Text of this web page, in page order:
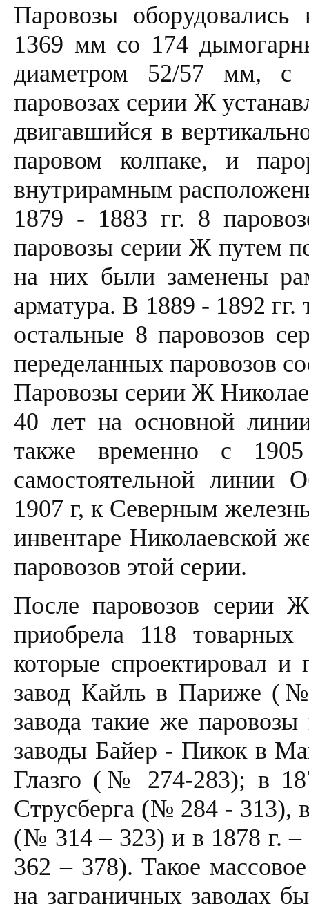
Паровозы
1369 мм со 174
диаметром 52/57 мм, с
паровозах серии Ж
двигавшийся в
паровом колпаке, и
внутрирамным
1879 - 1883 гг. 8
паровозы серии Ж путем
на них были заменены
арматура. В 1889 - 1892 гг.
остальные 8 паровозов
переделанных паровозов
Паровозы серии Ж
40 лет на основной
также временно с
самостоятельной линии
1907 г, к Северным
инвентаре Николаевской
паровозов этой серии.
После паровозов серии
приобрела 118
которые спроектировал и
завод Кайль в Париже
завода такие же
заводы Байер - Пикок в
Глазго (№ 274-283); в
Струсберга (№ 284 - 313),
(№ 314 – 323) и в 1878 г.
362 – 378). Такое
на заграничных заводах